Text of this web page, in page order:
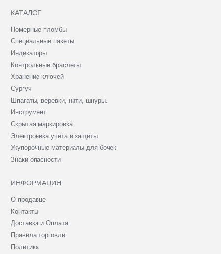
КАТАЛОГ
Номерные пломбы
Специальные пакеты
Индикаторы
Контрольные браслеты
Хранение ключей
Сургуч
Шпагаты, веревки, нити, шнуры.
Инструмент
Скрытая маркировка
Электроника учёта и защиты
Укупорочные материалы для бочек
Знаки опасности
ИНФОРМАЦИЯ
О продавце
Контакты
Доставка и Оплата
Правила торговли
Политика